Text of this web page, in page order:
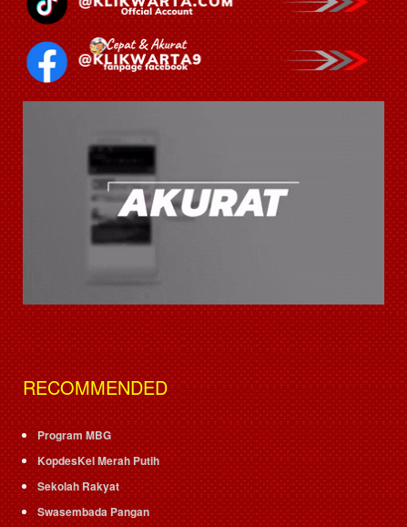
RECOMMENDED
Program MBG
KopdesKel Merah Putih
Sekolah Rakyat
Swasembada Pangan